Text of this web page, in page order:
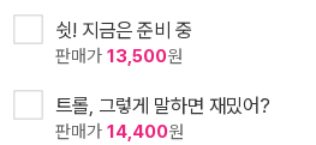
쉿! 지금은 준비 중
판매가 13,500원
트롤, 그렇게 말하면 재밌어?
판매가 14,400원